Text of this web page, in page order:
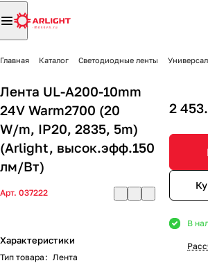
Главная Каталог Светодиодные ленты
Лента UL-A200-10mm
24V Warm2700 (20
W/m, IP20, 2835, 5m)
(Arlight, высок.эфф.150
лм/Вт)
Арт. 037222
Характеристики
Тип товара : Лента
2
В